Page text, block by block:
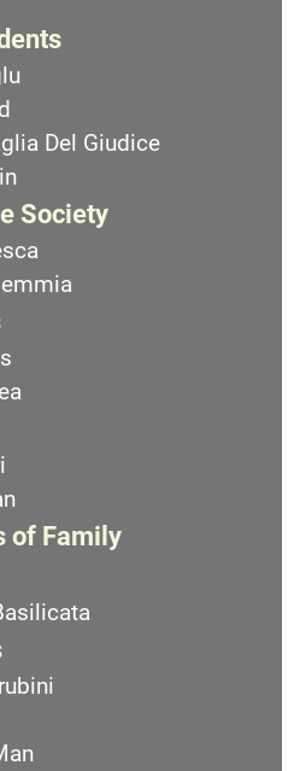
Del Giudice
Society
of Family